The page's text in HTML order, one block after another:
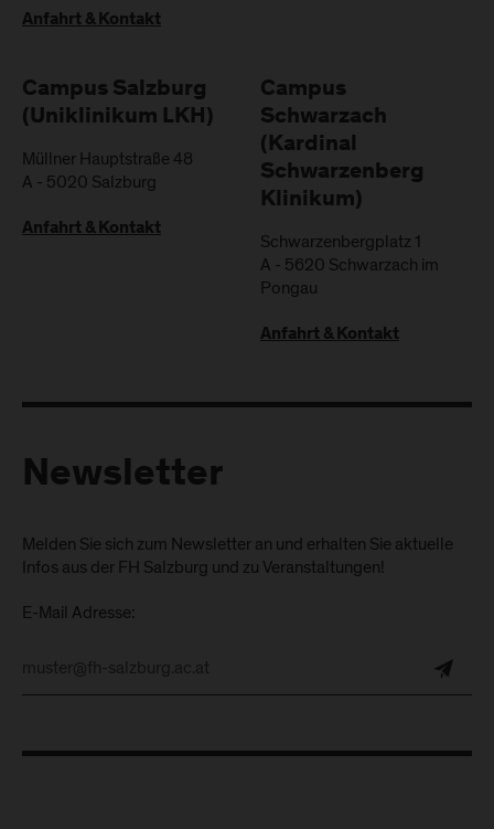
Anfahrt & Kontakt
Campus Salzburg
(Uniklinikum LKH)
Müllner Hauptstraße 48
A - 5020 Salzburg
Anfahrt & Kontakt
Campus
Schwarzach
(Kardinal
Schwarzenberg
Klinikum)
Schwarzenbergplatz 1
A - 5620 Schwarzach im
Pongau
Anfahrt & Kontakt
Newsletter
Melden Sie sich zum Newsletter an und erhalten Sie aktuelle
Infos aus der FH Salzburg und zu Veranstaltungen!
E-Mail Adresse: